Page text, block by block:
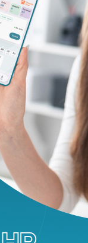
del
capace di
della sua
tra i
arcivescovo